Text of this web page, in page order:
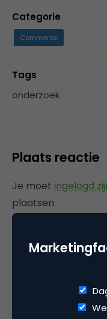
Categorie
Commerce
Tags
onderzoek
Plaats reactie
Je moet ingelogd
plaatsen.
Gerelateerde